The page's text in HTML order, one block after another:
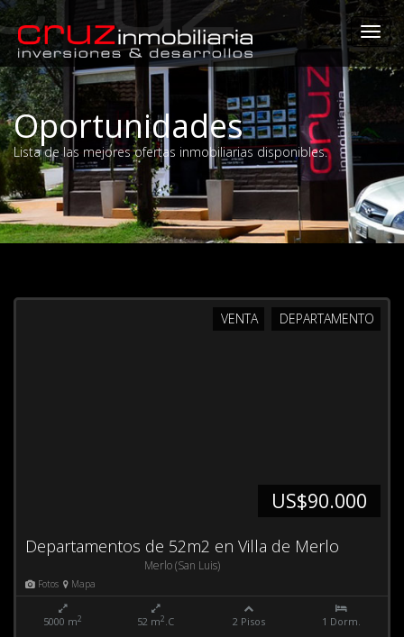
Oportunidades
Lista de las mejores ofertas inmobiliarias disponibles.
DEPARTAMENTO
VENTA
US$90.000
Departamentos de 52m2 en Villa de Merlo
Merlo (San Luis)
Fotos Mapa
5000 m2 52 m2.C 2 Pisos 1 Dorm.